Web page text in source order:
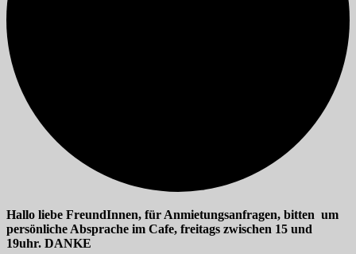
Hallo liebe FreundInnen, für Anmietungsanfragen, bitten um
persönliche Absprache im Cafe, freitags zwischen 15 und
19uhr. DANKE